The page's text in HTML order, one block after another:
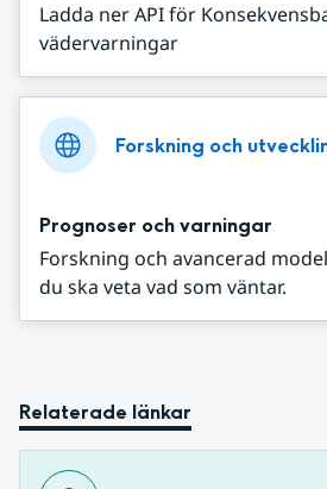
Ladda ner API för
vädervarningar
Forskning och
Prognoser och varningar
Forskning och avancerad
du ska veta vad som väntar.
Relaterade länkar